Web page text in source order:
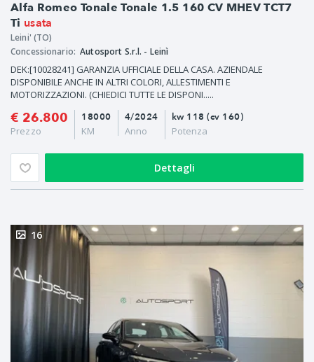
Alfa Romeo Tonale Tonale 1.5 160 CV MHEV TCT7
Ti usata
Leini' (TO)
Concessionario: Autosport S.r.l. - Leinì
DEK:[10028241] GARANZIA UFFICIALE DELLA CASA. AZIENDALE
DISPONIBILE ANCHE IN ALTRI COLORI, ALLESTIMENTI E
MOTORIZZAZIONI. (CHIEDICI TUTTE LE DISPONI.....
€ 26.800
Prezzo
4/2024
Anno
18000
KM
kw 118 (cv 160)
Potenza
Dettagli
16